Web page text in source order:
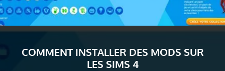
COMMENT INSTALLER DES MODS SUR
LES SIMS 4